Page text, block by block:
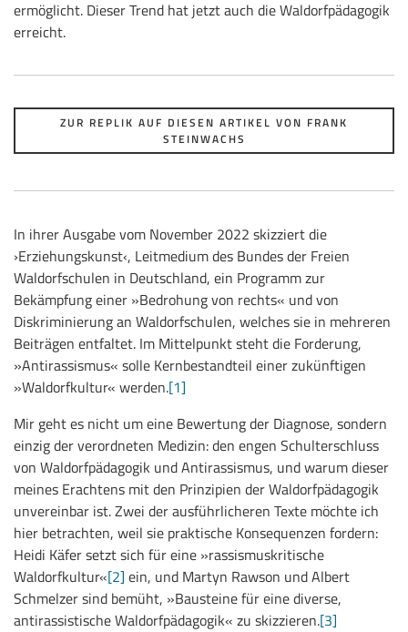
ermöglicht. Dieser Trend hat jetzt auch die Waldorfpädagogik
erreicht.
ZUR REPLIK AUF DIESEN ARTIKEL VON FRANK
STEINWACHS
In ihrer Ausgabe vom November 2022 skizziert die
›Erziehungskunst‹, Leitmedium des Bundes der Freien
Waldorfschulen in Deutschland, ein Programm zur
Bekämpfung einer »Bedrohung von rechts« und von
Diskriminierung an Waldorfschulen, welches sie in mehreren
Beiträgen entfaltet. Im Mittelpunkt steht die Forderung,
»Antirassismus« solle Kernbestandteil einer zukünftigen
»Waldorfkultur« werden.[1]
Mir geht es nicht um eine Bewertung der Diagnose, sondern
einzig der verordneten Medizin: den engen Schulterschluss
von Waldorfpädagogik und Antirassismus, und warum dieser
meines Erachtens mit den Prinzipien der Waldorfpädagogik
unvereinbar ist. Zwei der ausführlicheren Texte möchte ich
hier betrachten, weil sie praktische Konsequenzen fordern:
Heidi Käfer setzt sich für eine »rassismuskritische
Waldorfkultur«[2] ein, und Martyn Rawson und Albert
Schmelzer sind bemüht, »Bausteine für eine diverse,
antirassistische Waldorfpädagogik« zu skizzieren.[3]